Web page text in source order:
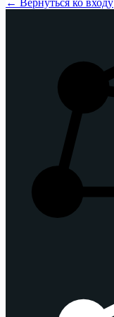
← Вернуться ко входу